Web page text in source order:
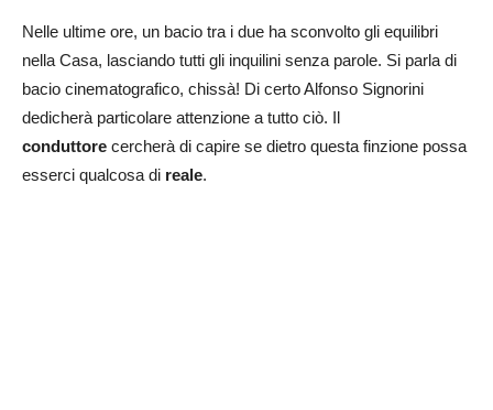
Nelle ultime ore, un bacio tra i due ha sconvolto gli equilibri
nella Casa, lasciando tutti gli inquilini senza parole. Si parla di
bacio cinematografico, chissà! Di certo Alfonso Signorini
dedicherà particolare attenzione a tutto ciò. Il
conduttore cercherà di capire se dietro questa finzione possa
esserci qualcosa di reale.